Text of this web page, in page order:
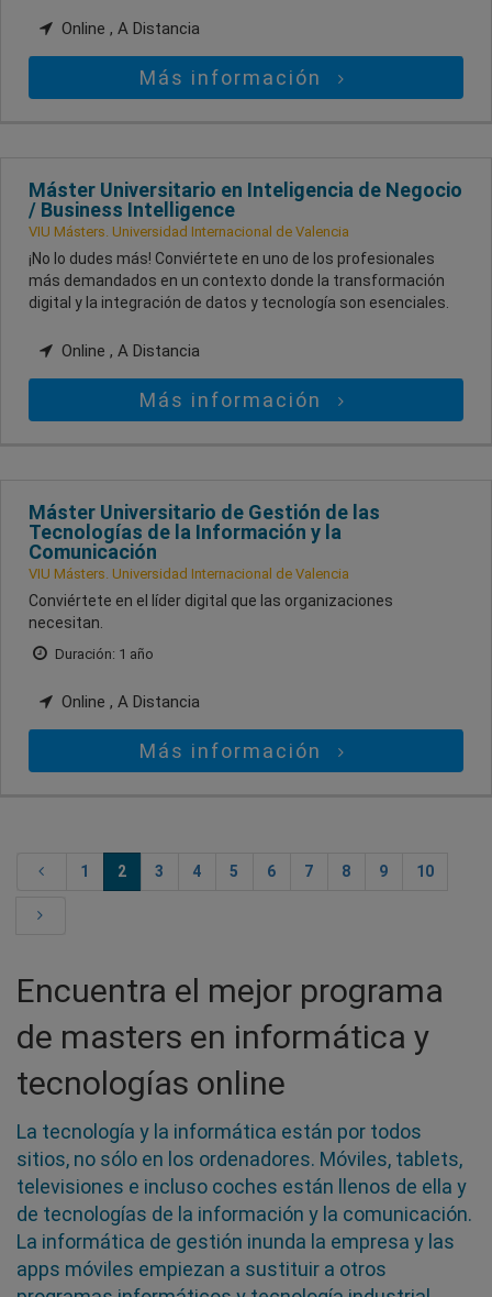
Online , A Distancia
Más información
Máster Universitario en Inteligencia de Negocio
/ Business Intelligence
VIU Másters. Universidad Internacional de Valencia
¡No lo dudes más! Conviértete en uno de los profesionales
más demandados en un contexto donde la transformación
digital y la integración de datos y tecnología son esenciales.
Online , A Distancia
Más información
Máster Universitario de Gestión de las
Tecnologías de la Información y la
Comunicación
VIU Másters. Universidad Internacional de Valencia
Conviértete en el líder digital que las organizaciones
necesitan.
Duración: 1 año
Online , A Distancia
Más información
1 2 3 4 5 6 7 8 9 10
Encuentra el mejor programa
de masters en informática y
tecnologías online
La tecnología y la informática están por todos
sitios, no sólo en los ordenadores. Móviles, tablets,
televisiones e incluso coches están llenos de ella y
de tecnologías de la información y la comunicación.
La informática de gestión inunda la empresa y las
apps móviles empiezan a sustituir a otros